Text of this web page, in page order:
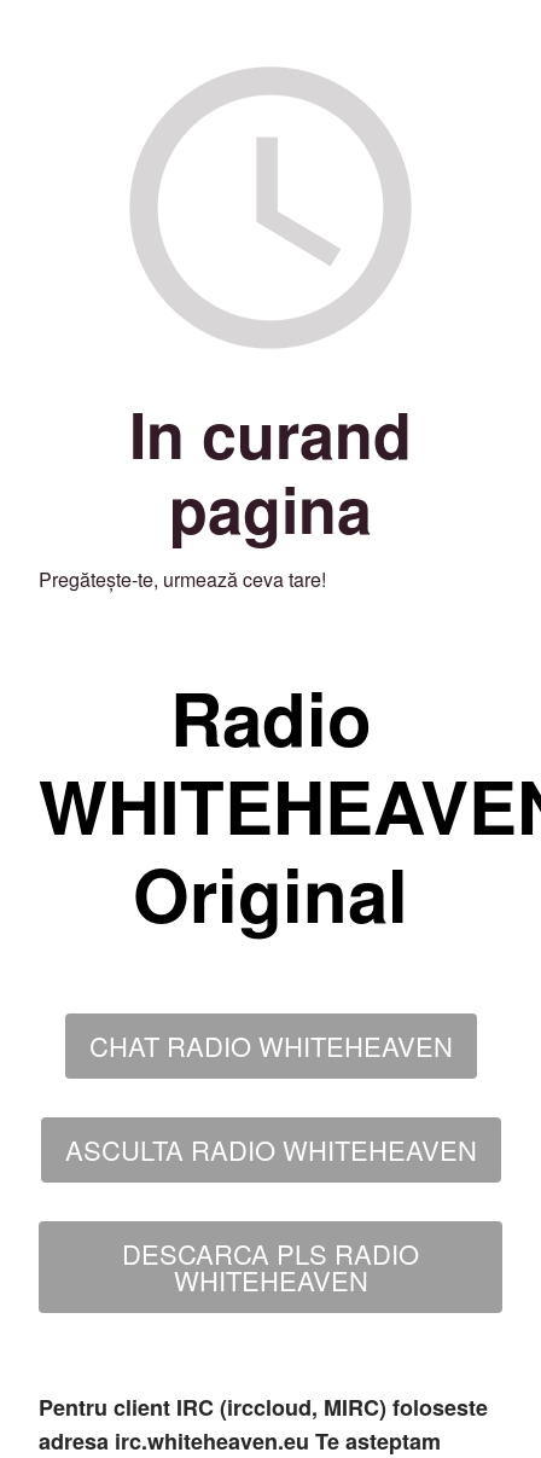
In curand
pagina
Pregătește-te, urmează ceva tare!
Radio
Original
CHAT RADIO WHITEHEAVEN
ASCULTA RADIO WHITEHEAVEN
DESCARCA PLS RADIO
WHITEHEAVEN
Pentru client IRC (irccloud, MIRC) foloseste
adresa irc.whiteheaven.eu Te asteptam